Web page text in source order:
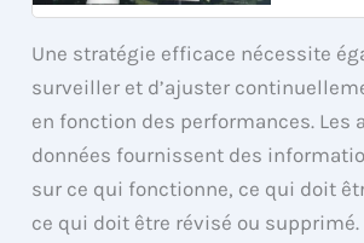
Une stratégie efficace nécessite
surveiller et d’ajuster
en fonction des performances. Les
données fournissent des
sur ce qui fonctionne, ce qui doit
ce qui doit être révisé ou